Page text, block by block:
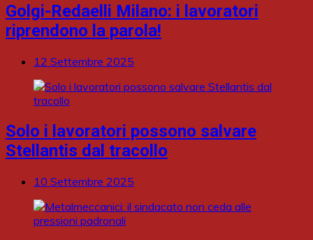
Golgi-Redaelli Milano: i lavoratori
riprendono la parola!
12 Settembre 2025
Solo i lavoratori possono salvare
Stellantis dal tracollo
10 Settembre 2025